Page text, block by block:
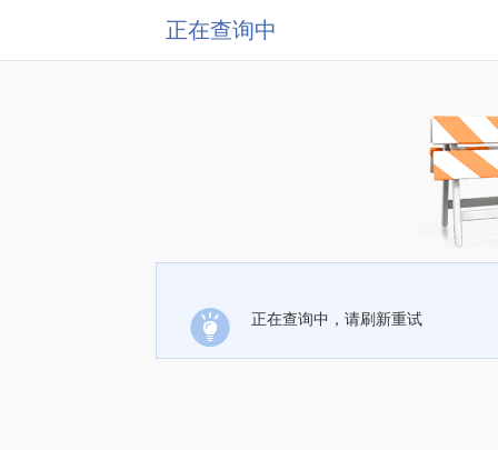
正在查询中
正在查询中，请刷新重试